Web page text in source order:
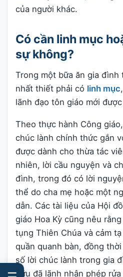
của người khác.
Có cần linh mục
sự không?
Trong một bữa ăn gia
nhất thiết phải có linh mục
lãnh đạo tôn giáo mới
Theo thực hành Công
chúc lành chính thức gắn
được dành cho thừa tác
nhiên, lời cầu nguyện và
đình, trong đó có lời
thể do cha mẹ hoặc một
dẫn. Các tài liệu của Hội
giáo Hoa Kỳ cũng nêu
tụng Thiên Chúa và cảm
quần quanh bàn, đồng
số lời chúc lành trong gia
hữu đã lãnh nhận phép